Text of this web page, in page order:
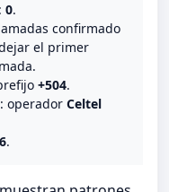
0.
confirmado
el primer
+504.
operador Celtel
.